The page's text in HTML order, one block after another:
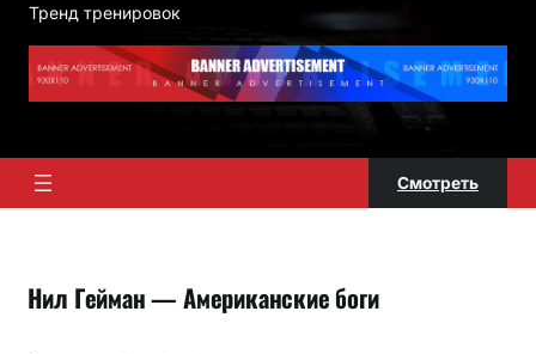
Тренд тренировок
Смотреть
Нил Гейман — Американские боги